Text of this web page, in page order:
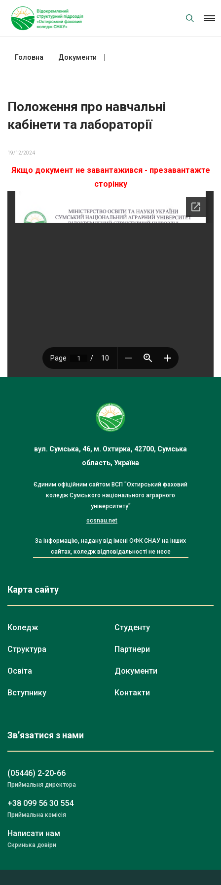
content
Головна Документи
Положення про навчальні
кабінети та лабораторії
19/12/2024
Якщо документ не завантажився - презавантажте
сторінку
вул. Сумська, 46, м. Охтирка, 42700, Сумська
область, Україна
Єдиним офіційним сайтом ВСП "Охтирський фаховий
коледж Сумського національного аграрного
університету"
ocsnau.net
За інформацію, надану від імені ОФК СНАУ на інших
сайтах, коледж відповідальності не несе
Карта сайту
Коледж
Структура
Освіта
Вступнику
Студенту
Партнери
Документи
Контакти
Зв’язатися з нами
(05446) 2-20-66
Приймальня директора
+38 099 56 30 554
Приймальна комісія
Написати нам
Скринька довіри